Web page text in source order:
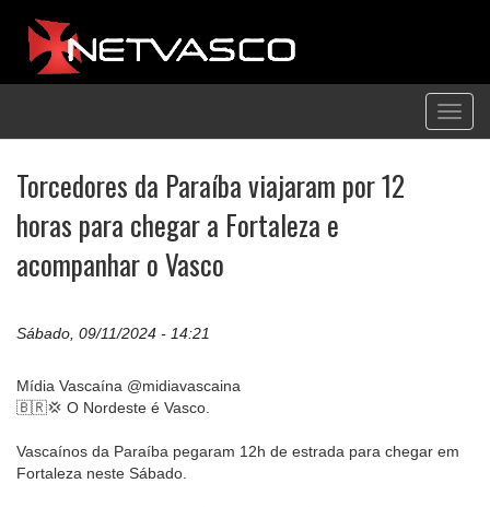
Torcedores da Paraíba viajaram por 12
horas para chegar a Fortaleza e
acompanhar o Vasco
Sábado, 09/11/2024 - 14:21
Mídia Vascaína @midiavascaina
🇧🇷💢 O Nordeste é Vasco.
Vascaínos da Paraíba pegaram 12h de estrada para chegar em
Fortaleza neste Sábado.